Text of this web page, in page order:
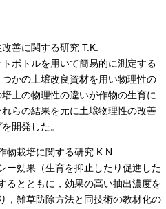
善に関する研究 T.K.
ボトルを用いて簡易的に測定する
かの土壌改良資材を用い物理性の
土の物理性の違いが作物の生育に
らの結果を元に土壌物理性の改善
開発した。
物栽培に関する研究 K.N.
効果（生育を抑止したり促進した
るとともに，効果の高い抽出濃度を
，雑草防除方法と同技術の教材化の